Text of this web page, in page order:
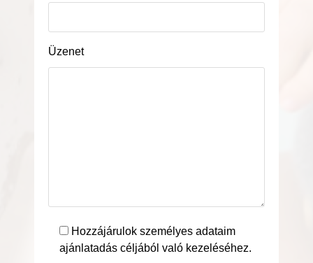
Üzenet
Hozzájárulok személyes adataim
ajánlatadás céljából való kezeléséhez.